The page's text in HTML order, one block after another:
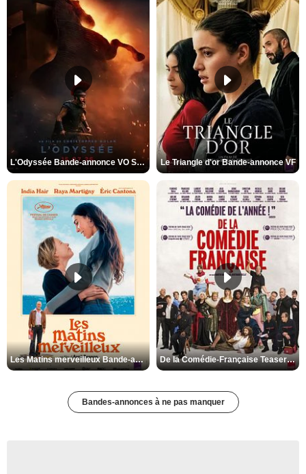
L'Odyssée Bande-annonce VO STFR Le Triangle d'or Bande-annonce VF
Les Matins merveilleux Bande-annonce VF De la Comédie-Française Teaser VF
Bandes-annonces à ne pas manquer